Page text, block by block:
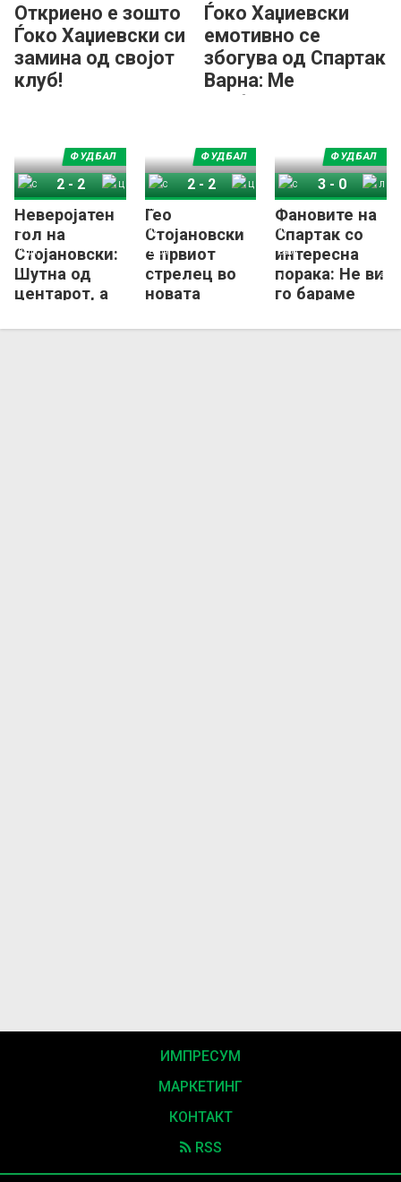
Откриено е зошто
Ѓоко Хаџиевски си
замина од својот
клуб!
Ѓоко Хаџиевски
емотивно се
збогува од Спартак
Варна: Ме
прифативте како
Неверојатен
гол на
Стојановски:
Шутна од
центарот, а
голманот
ФУДБАЛ
Спартак Варна
2 - 2
Гео
Стојановски
е првиот
стрелец во
новата
Бугарија!
ФУДБАЛ
Спартак Варна
2- 2
Фановите на
Спартак со
интересна
порака: Не ви
го бараме
но Ѓоко...
ФУДБАЛ
Спартак Варна
3- 0
Локомотив Софија
ИМПРЕСУМ
МАРКЕТИНГ
КОНТАКТ
RSS